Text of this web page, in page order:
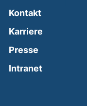
Kontakt
Karriere
Presse
Intranet(external